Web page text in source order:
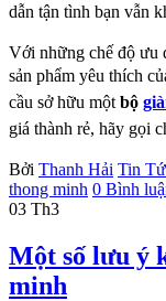
dẫn tận tình bạn vẫn
Với những chế độ ưu
sản phẩm yêu thích
cầu sở hữu một bộ
giá thành rẻ, hãy gọi
Bởi Thanh Hải Tin
thong minh 0 Bình
03 Th3
Một số lưu ý
minh